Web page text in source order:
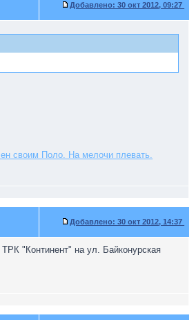
Добавлено: 30 окт 2012, 09:27
своим Поло. На мелочи плевать.
Добавлено: 30 окт 2012, 14:37
"Континент" на ул. Байконурская